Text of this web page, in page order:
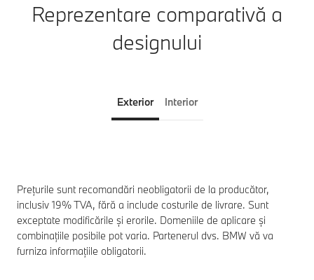
Reprezentare comparativă a
designului
Exterior Interior
Prețurile sunt recomandări neobligatorii de la producător,
inclusiv 19% TVA, fără a include costurile de livrare. Sunt
exceptate modificările și erorile. Domeniile de aplicare și
combinațiile posibile pot varia. Partenerul dvs. BMW vă va
furniza informațiile obligatorii.